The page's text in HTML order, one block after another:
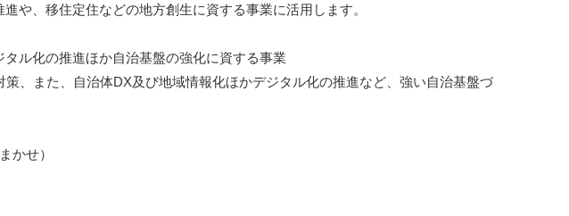
や、移住定住などの地方創生に資する事業に活用します。
ル化の推進ほか自治基盤の強化に資する事業
、また、自治体DX及び地域情報化ほかデジタル化の推進など、強い自治基盤づ
かせ）